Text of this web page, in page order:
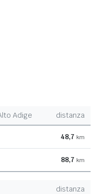
Adige distanza
48,7 km
88,7 km
distanza